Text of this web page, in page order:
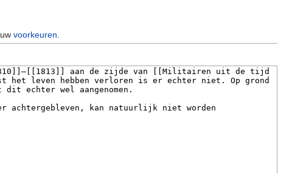
uwvoorkeuren